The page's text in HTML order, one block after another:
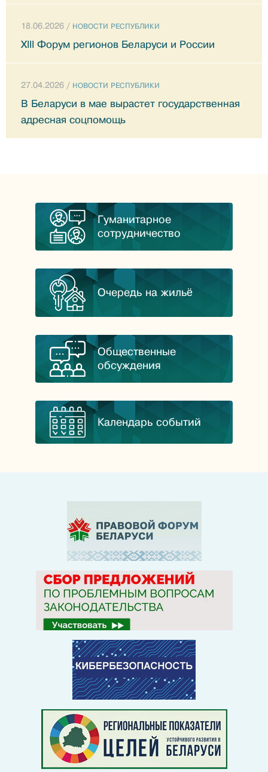
18.06.2026 / НОВОСТИ РЕСПУБЛИКИ
XIII Форум регионов Беларуси и России
27.04.2026 / НОВОСТИ РЕСПУБЛИКИ
В Беларуси в мае вырастет государственная
адресная соцпомощь
Гуманитарное
сотрудничество
Очередь на жильё
Общественные
обсуждения
Календарь событий